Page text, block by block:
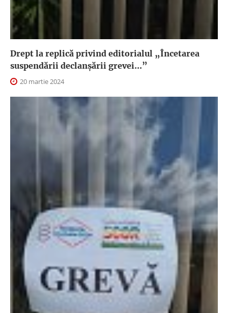
Drept la replică privind editorialul „Încetarea
suspendării declanşării grevei...”
20 martie 2024